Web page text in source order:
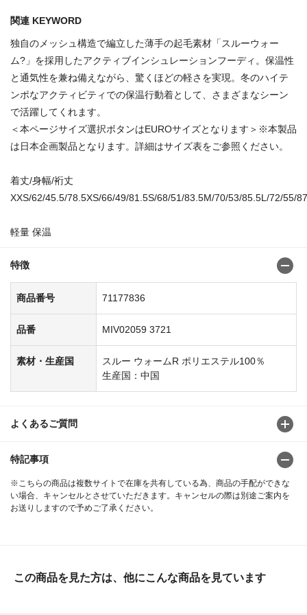
関連 KEYWORD
独自のメッシュ構造で編立した薄手の起毛素材「スルーウォー
ム?」を採用したアクティブインシュレーションフーディ。保温性
と通気性を兼ね備えながら、驚くほどの軽さを実現。冬のハイテ
ンポなアクティビティでの保温行動着として、さまざまなシーン
で活躍してくれます。
＜本ページサイズ選択ボタンはEUROサイズとなります＞※本製品
は日本企画製品となります。詳細はサイズ表をご参照ください。
着丈/身幅/裄丈
XXS/62/45.5/78.5XS/66/49/81.5S/68/51/83.5M/70/53/85.5L/72/55/
軽量 保温
特徴
商品番号 71177836
品番 MIV02059 3721
素材・生産国
スルー ウォームR ポリエステル100％
生産国：中国
よくあるご質問
特記事項
※こちらの商品は複数サイトで在庫を共有している為、商品の手配ができな
い場合、キャンセルとさせていただきます。キャンセルの際は別途ご案内を
お送りしますので予めご了承ください。
この商品を見た方は、他にこんな商品を見ています